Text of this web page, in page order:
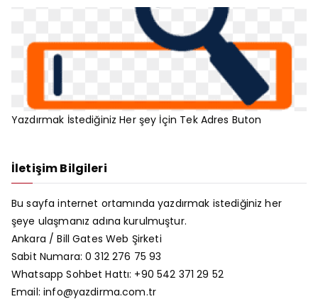
Yazdırmak İstediğiniz Her şey İçin Tek Adres Buton
İletişim Bilgileri
Bu sayfa internet ortamında yazdırmak istediğiniz her
şeye ulaşmanız adına kurulmuştur.
Ankara /Bill Gates Web Şirketi
Sabit Numara: 0 312 276 75 93
Whatsapp Sohbet Hattı: +90 542 371 29 52
Email: info@yazdirma.com.tr